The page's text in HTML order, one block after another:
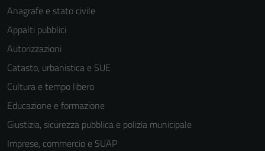
Anagrafe e stato civile
Appalti pubblici
Autorizzazioni
Catasto, urbanistica e SUE
Cultura e tempo libero
Educazione e formazione
Giustizia, sicurezza pubblica e polizia municipale
Imprese, commercio e SUAP